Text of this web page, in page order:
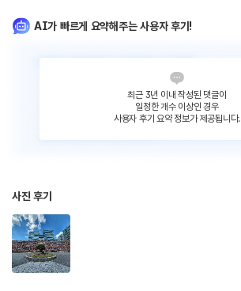
AI가 빠르게 요약해주는 사용자 후기!
최근 3년 이내 작성된 댓글이
일정한 개수 이상인 경우
사용자 후기 요약 정보가 제공됩니다.
사진 후기